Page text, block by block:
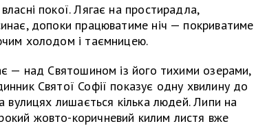
покої. Лягає на простирадла,
допоки працюватиме ніч — покриватиме
холодом і таємницею.
— над Святошином із його тихими озерами,
Святої Софії показує одну хвилину до
вулицях лишається кілька людей. Липи на
жовто-коричневий килим листя вже